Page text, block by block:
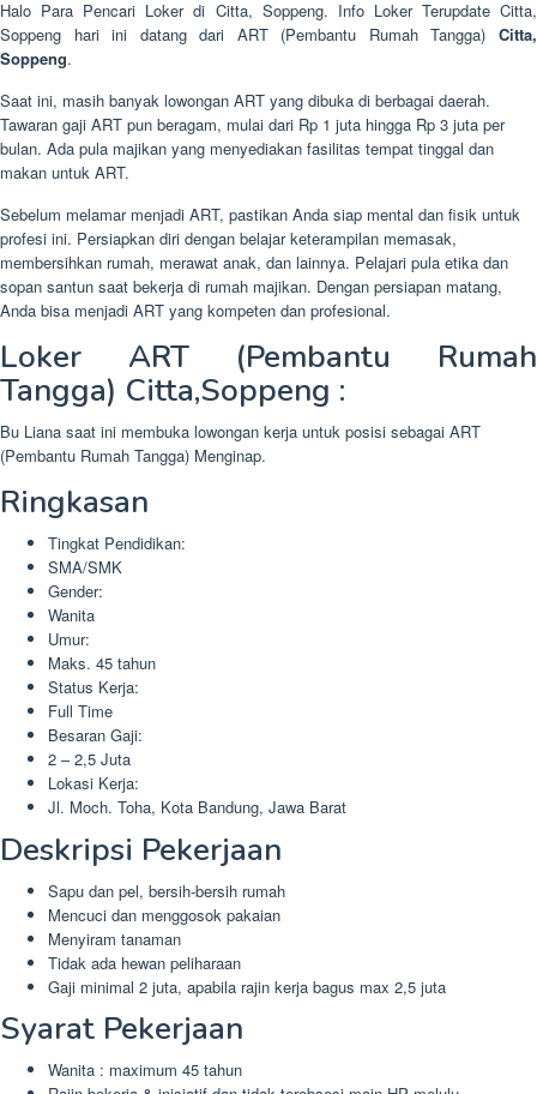
Halo Para Pencari Loker di Citta, Soppeng. Info Loker Terupdate Citta,
Soppeng hari ini datang dari ART (Pembantu Rumah Tangga) Citta,
Soppeng.
Saat ini, masih banyak lowongan ART yang dibuka di berbagai daerah.
Tawaran gaji ART pun beragam, mulai dari Rp 1 juta hingga Rp 3 juta per
bulan. Ada pula majikan yang menyediakan fasilitas tempat tinggal dan
makan untuk ART.
Sebelum melamar menjadi ART, pastikan Anda siap mental dan fisik untuk
profesi ini. Persiapkan diri dengan belajar keterampilan memasak,
membersihkan rumah, merawat anak, dan lainnya. Pelajari pula etika dan
sopan santun saat bekerja di rumah majikan. Dengan persiapan matang,
Anda bisa menjadi ART yang kompeten dan profesional.
Loker ART (Pembantu Rumah
Tangga) Citta,Soppeng :
Bu Liana saat ini membuka lowongan kerja untuk posisi sebagai ART
(Pembantu Rumah Tangga) Menginap.
Ringkasan
Tingkat Pendidikan:
SMA/SMK
Gender:
Wanita
Umur:
Maks. 45 tahun
Status Kerja:
Full Time
Besaran Gaji:
2 – 2,5 Juta
Lokasi Kerja:
Jl. Moch. Toha, Kota Bandung, Jawa Barat
Deskripsi Pekerjaan
Sapu dan pel, bersih-bersih rumah
Mencuci dan menggosok pakaian
Menyiram tanaman
Tidak ada hewan peliharaan
Gaji minimal 2 juta, apabila rajin kerja bagus max 2,5 juta
Syarat Pekerjaan
Wanita : maximum 45 tahun